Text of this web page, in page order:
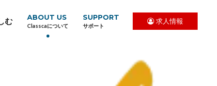
む ABOUT US
Classcaについて
SUPPORT
サポート
求人情報